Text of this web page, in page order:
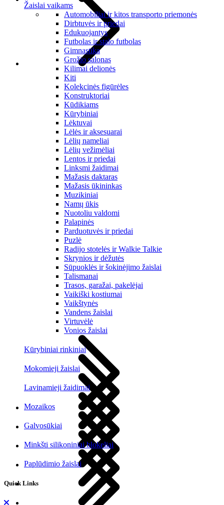
Žaislai vaikams
Automobiliai ir kitos transporto priemonės
Dirbtuvės ir priedai
Edukuojantys
Futbolas ir stalo futbolas
Gimnastika
Grožio salonas
Kilimai delionės
Kiti
Kolekcinės figūrėles
Konstruktoriai
Kūdikiams
Kūrybiniai
Lėktuvai
Lėlės ir aksesuarai
Lėlių nameliai
Lėlių vežimėliai
Lentos ir priedai
Linksmi žaidimai
Mažasis daktaras
Mažasis ūkininkas
Muzikiniai
Namų ūkis
Nuotoliu valdomi
Palapinės
Parduotuvės ir priedai
Puzlė
Radijo stotelės ir Walkie Talkie
Skrynios ir dėžutės
Sūpuoklės ir šokinėjimo žaislai
Talismanai
Trasos, garažai, pakelėjai
Vaikiški kostiumai
Vaikštynės
Vandens žaislai
Virtuvėlė
Vonios žaislai
Kūrybiniai rinkiniai
Mokomieji žaislai
Lavinamieji žaidimai
Mozaikos
Galvosūkiai
Minkšti silikoniniai blokeliai
Paplūdimio žaislai
Quick Links